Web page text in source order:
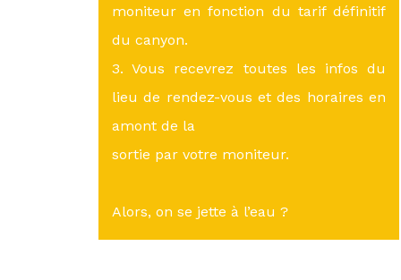
moniteur en fonction du tarif définitif
du canyon.
3. Vous recevrez toutes les infos du
lieu de rendez-vous et des horaires en
amont de la
sortie par votre moniteur.
Alors, on se jette à l’eau ?